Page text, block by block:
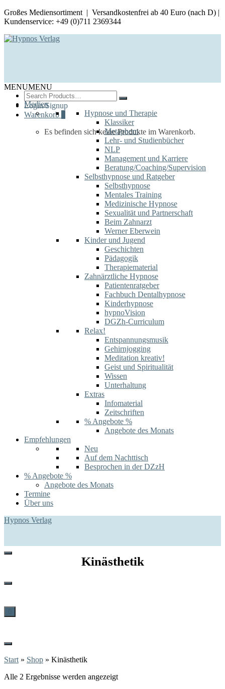
Großes Mediensortiment | Versandkostenfrei ab 40 Euro (nach D) |
Kundenservice: +49 (0)711 2369344
Search
for:
Login/Signup
Warenkorb
Es befinden sich keine Produkte im Warenkorb.
MENUMENU
Medien
Hypnose und Therapie
Klassiker
Metaphern
Lehr- und Studienbücher
NLP
Management und Karriere
Beratung/Coaching/Supervision
Selbsthypnose und Ratgeber
Selbsthypnose
Mentales Training
Medizinische Hypnose
Sexualität und Partnerschaft
Beim Zahnarzt
Werner Eberwein
Kinder und Jugend
Geschichten
Pädagogik
Therapiematerial
Zahnärztliche Hypnose
Patientenratgeber
Fachbuch Dentalhypnose
Kinderhypnose
hypnoVision
DGZh-Curriculum
Relax!
Entspannungsmusik
Gehirnjogging
Meditation kreativ!
Geist und Spiritualität
Wissen
Unterhaltung
Extras
Infomaterial
Zeitschriften
% Angebote %
Angebote des Monats
Empfehlungen
Neu
Auf dem Nachttisch
Besprochen in der DZzH
% Angebote %
Angebote des Monats
Termine
Über uns
Hypnos Verlag
Kinästhetik
Start » Shop » Kinästhetik
Alle 2 Ergebnisse werden angezeigt